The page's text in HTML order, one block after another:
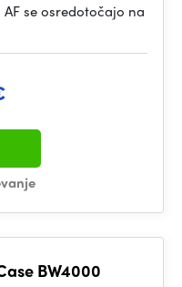
se osredotočajo na
BW4000